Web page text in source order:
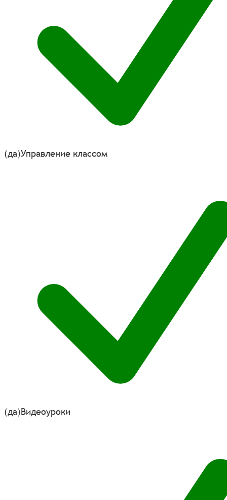
(да)Управление классом
(да)Видеоуроки